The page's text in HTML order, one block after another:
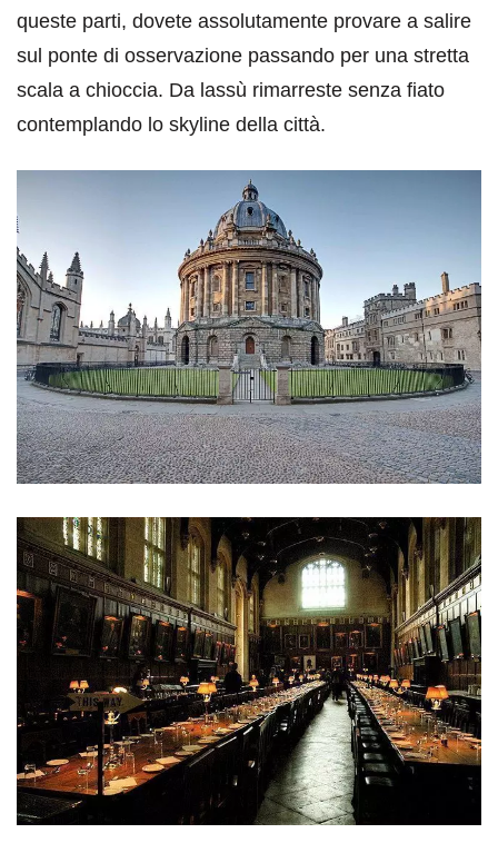
queste parti, dovete assolutamente provare a salire
sul ponte di osservazione passando per una stretta
scala a chioccia. Da lassù rimarreste senza fiato
contemplando lo skyline della città.